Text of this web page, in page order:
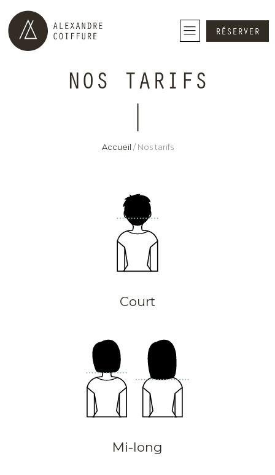
RÉSERVER
NOS TARIFS
Accueil / Nos tarifs
Court
Mi-long